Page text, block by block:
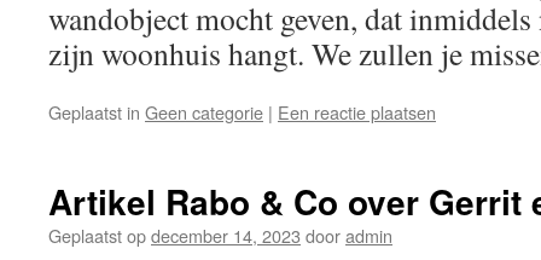
wandobject mocht geven, dat
zijn woonhuis hangt. We zullen je
Geplaatst in Geen categorie | Een reactie plaatsen
Artikel Rabo & Co over Gerrit
Geplaatst opdecember 14, 2023 dooradmin